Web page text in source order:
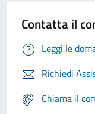
Contatta il
Leggi le
Richiedi
Chiama il